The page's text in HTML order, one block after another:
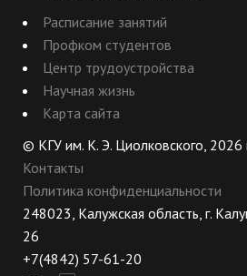
Расписание занятий
Профком студентов
Центр трудоустройства
Научная жизнь
Карта сайта
© КГУ им. К. Э. Циолковского, 2026
Контакты
Политика конфиденциальности
248023, Калужская область, г.
26
+7(4842) 57-61-20